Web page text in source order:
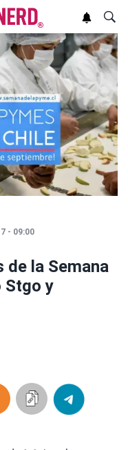
- 09:00
de la Semana
Stgo y